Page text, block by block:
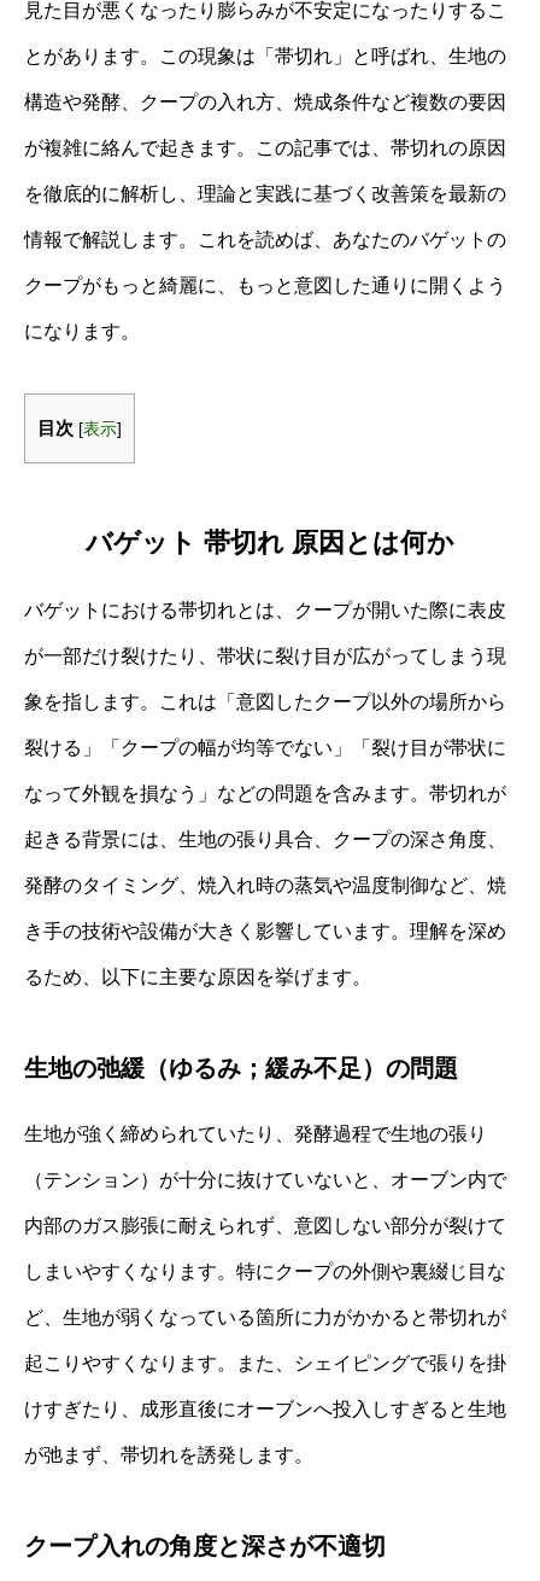
見た目が悪くなったり膨らみが不安定になったりするこ
とがあります。この現象は「帯切れ」と呼ばれ、生地の
構造や発酵、クープの入れ方、焼成条件など複数の要因
が複雑に絡んで起きます。この記事では、帯切れの原因
を徹底的に解析し、理論と実践に基づく改善策を最新の
情報で解説します。これを読めば、あなたのバゲットの
クープがもっと綺麗に、もっと意図した通りに開くよう
になります。
目次 [表示]
バゲット 帯切れ 原因とは何か
バゲットにおける帯切れとは、クープが開いた際に表皮
が一部だけ裂けたり、帯状に裂け目が広がってしまう現
象を指します。これは「意図したクープ以外の場所から
裂ける」「クープの幅が均等でない」「裂け目が帯状に
なって外観を損なう」などの問題を含みます。帯切れが
起きる背景には、生地の張り具合、クープの深さ角度、
発酵のタイミング、焼入れ時の蒸気や温度制御など、焼
き手の技術や設備が大きく影響しています。理解を深め
るため、以下に主要な原因を挙げます。
生地の弛緩（ゆるみ；緩み不足）の問題
生地が強く締められていたり、発酵過程で生地の張り
（テンション）が十分に抜けていないと、オーブン内で
内部のガス膨張に耐えられず、意図しない部分が裂けて
しまいやすくなります。特にクープの外側や裏綴じ目な
ど、生地が弱くなっている箇所に力がかかると帯切れが
起こりやすくなります。また、シェイピングで張りを掛
けすぎたり、成形直後にオーブンへ投入しすぎると生地
が弛まず、帯切れを誘発します。
クープ入れの角度と深さが不適切